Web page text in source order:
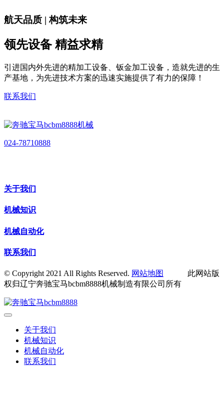
航天品质 | 构筑未来
领先设备 精益求精
引进国内外先进的精加工设备、钣金加工设备，造就先进的生
产基地，为先进技术方案的迅速实施提供了有力的保障！
联系我们
024-78710888
关于我们
机械知识
机械自动化
联系我们
© Copyright 2021 All Rights Reserved. 网站地图
此网站版
权归辽宁奔驰宝马bcbm8888机械制造有限公司所有
关于我们
机械知识
机械自动化
联系我们